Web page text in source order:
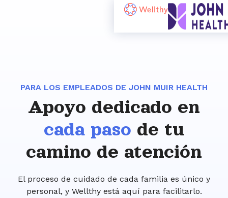
PARA LOS EMPLEADOS DE JOHN MUIR HEALTH
Apoyo dedicado en
cada paso de tu
camino de atención
El proceso de cuidado de cada familia es único y
personal, y Wellthy está aquí para facilitarlo.